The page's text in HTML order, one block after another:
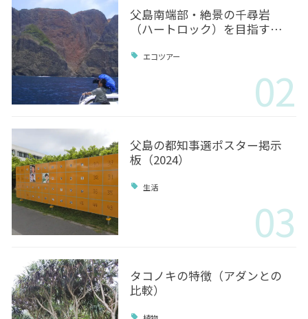
父島南端部・絶景の千尋岩
（ハートロック）を目指す…
エコツアー
02
父島の都知事選ポスター掲示
板（2024）
生活
03
タコノキの特徴（アダンとの
比較）